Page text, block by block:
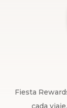
Fiesta
cada